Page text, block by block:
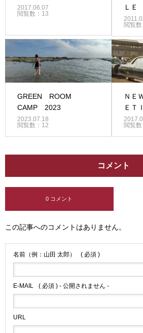
2017.06.07
閲覧数：13
ＬＥ
閲覧
GREEN ROOM
CAMP 2023
2023.07.18
閲覧数：12
ＮＥ
ＥＴ
閲覧
コメント
0 コメント
この記事へのコメントはありません。
名前（例：山田 太郎） ( 必須 )
E-MAIL ( 必須 ) - 公開されません -
URL